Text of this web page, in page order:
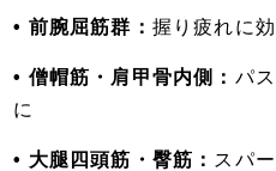
• 前腕屈筋群： 握り疲れに効
• 僧帽筋・肩甲骨内側： パ
に
• 大腿四頭筋・臀筋： スパ